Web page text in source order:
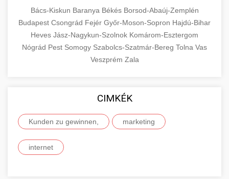
Bács-Kiskun Baranya Békés Borsod-Abaúj-Zemplén
Budapest Csongrád Fejér Győr-Moson-Sopron Hajdú-Bihar
Heves Jász-Nagykun-Szolnok Komárom-Esztergom
Nógrád Pest Somogy Szabolcs-Szatmár-Bereg Tolna Vas
Veszprém Zala
CIMKÉK
Kunden zu gewinnen, marketing
internet